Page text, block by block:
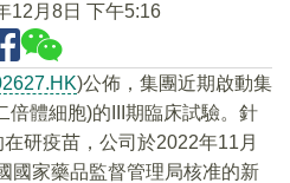
12月8日 下午5:16
)公佈，集團近期啟動集
倍體細胞)的III期臨床試驗。針
研疫苗，公司於2022年11月
國家藥品監督管理局核准的新